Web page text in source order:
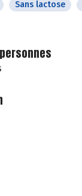
Sans lactose